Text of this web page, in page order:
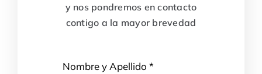
y nos pondremos en contacto
contigo a la mayor brevedad